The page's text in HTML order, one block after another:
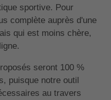
sportive. Pour
complète auprès d'une
qui est moins chère,
seront 100 %
puisque notre outil
au travers